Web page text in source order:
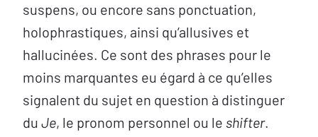
suspens, ou encore sans ponctuation,
holophrastiques, ainsi qu’allusives et
hallucinées. Ce sont des phrases pour le
moins marquantes eu égard à ce qu’elles
signalent du sujet en question à distinguer
du Je, le pronom personnel ou le shifter.